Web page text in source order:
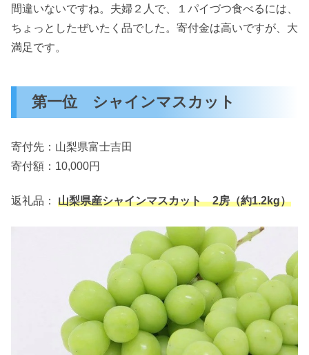
間違いないですね。夫婦２人で、１パイづつ食べるには、
ちょっとしたぜいたく品でした。寄付金は高いですが、大
満足です。
第一位 シャインマスカット
寄付先：山梨県富士吉田
寄付額：10,000円
返礼品： 山梨県産シャインマスカット 2房（約1.2kg）